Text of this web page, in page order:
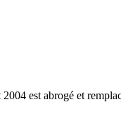
est abrogé et